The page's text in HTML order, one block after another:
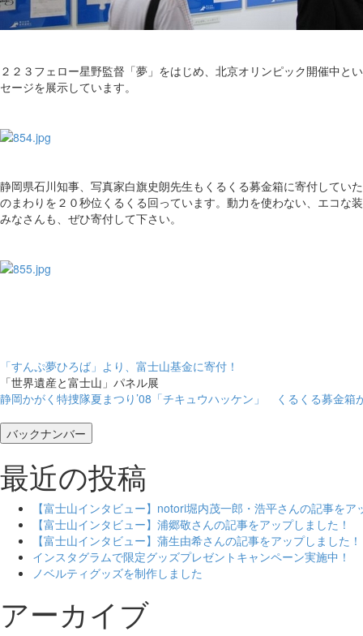
２２３フェロー星野監督「夢」をはじめ、北京オリンピック開催中と
セージを展示しています。
静岡県石川知事、写真家白旗史朗先生もくるくる募金箱に寄付してい
のまわりを２０秒位くるくる回っています。動力を使わない、エコな
みなさんも、ぜひ寄付して下さい。
「すんぷ夢ひろば」より、富士山基金に寄付！
「世界遺産と富士山」パネル展
静岡かがく特捜隊夏まつり’08「チキュウハッケン」 くるくる募金箱
バックナンバー
最近の投稿
【富士山インタビュー】notori堀内茂一郎・浩平さんの記事をア
【富士山インタビュー】浦郷敬さんの記事をアップしました！
【富士山インタビュー】蒲生由希さんの記事をアップしました！
インスタグラムで限定グッズプレゼントキャンペーン実施中！
ノベルティグッズを制作しました
アーカイブ